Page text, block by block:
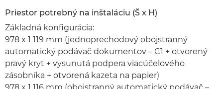
Priestor potrebný na inštaláciu (Š x H)
Základná konfigurácia:
978 x 1 119 mm (jednoprechodový obojstranný
automatický podávač dokumentov – C1 + otvorený
pravý kryt + vysunutá podpera viacúčelového
zásobníka + otvorená kazeta na papier)